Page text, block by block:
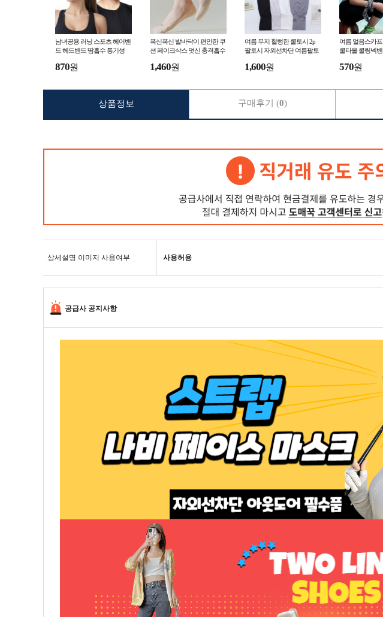
남녀공용 러닝 스포츠 헤어밴
드 헤드밴드 땀흡수 통기성
870원
폭신폭신 발바닥이 편안한 쿠
션 페이크삭스 덧신 충격흡수
1,460원
여름 무지 헐렁한 쿨토시 2p
팔토시 자외선차단 여름팔토
1,600원
여름 얼음스카
쿨타올 쿨링넥
570원
상세설명 이미지 사용여부 사용허용
공급사 공지사항
상품정보 구매후기 (0)